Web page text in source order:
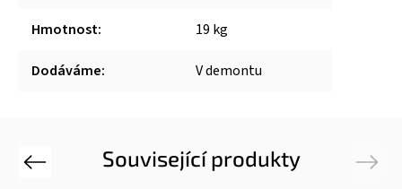
Hmotnost: 19 kg
Dodáváme: V demontu
Související produkty
Previous Next